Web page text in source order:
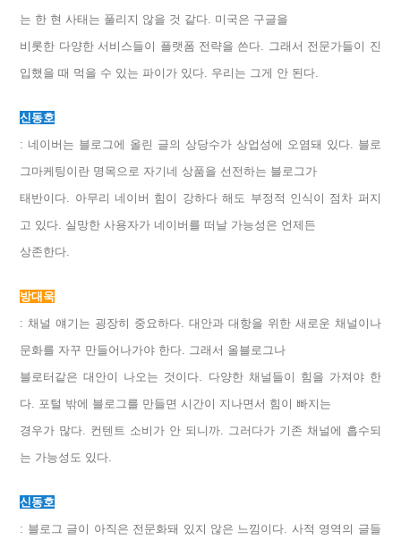
는 한 현 사태는 풀리지 않을 것 같다. 미국은 구글을
비롯한 다양한 서비스들이 플랫폼 전략을 쓴다. 그래서 전문가들이 진
입했을 때 먹을 수 있는 파이가 있다. 우리는 그게 안 된다.
신동호
: 네이버는 블로그에 올린 글의 상당수가 상업성에 오염돼 있다. 블로
그마케팅이란 명목으로 자기네 상품을 선전하는 블로그가
태반이다. 아무리 네이버 힘이 강하다 해도 부정적 인식이 점차 퍼지
고 있다. 실망한 사용자가 네이버를 떠날 가능성은 언제든
상존한다.
방대욱
: 채널 얘기는 굉장히 중요하다. 대안과 대항을 위한 새로운 채널이나
문화를 자꾸 만들어나가야 한다. 그래서 올블로그나
블로터같은 대안이 나오는 것이다. 다양한 채널들이 힘을 가져야 한
다. 포털 밖에 블로그를 만들면 시간이 지나면서 힘이 빠지는
경우가 많다. 컨텐트 소비가 안 되니까. 그러다가 기존 채널에 흡수되
는 가능성도 있다.
신동호
: 블로그 글이 아직은 전문화돼 있지 않은 느낌이다. 사적 영역의 글들